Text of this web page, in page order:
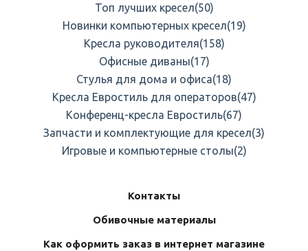
Топ лучших кресел(50)
Новинки компьютерных кресел(19)
Кресла руководителя(158)
Офисные диваны(17)
Стулья для дома и офиса(18)
Кресла Евростиль для операторов(47)
Конференц-кресла Евростиль(67)
Запчасти и комплектующие для кресел(3)
Игровые и компьютерные столы(2)
Контакты
Обивочные материалы
Как оформить заказ в интернет магазине